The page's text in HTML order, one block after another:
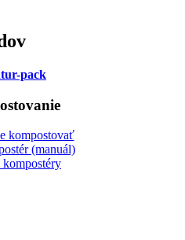
kompostovať
(manuál)